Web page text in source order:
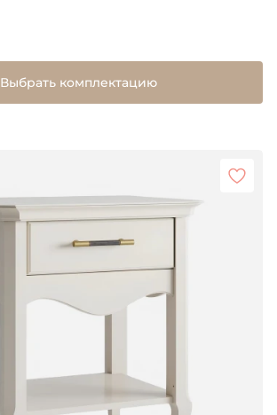
Выбрать комплектацию